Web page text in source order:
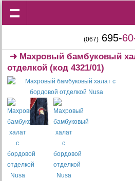
(067) 695-
➜ Махровый бамбуковый
отделкой (код 4321/01)